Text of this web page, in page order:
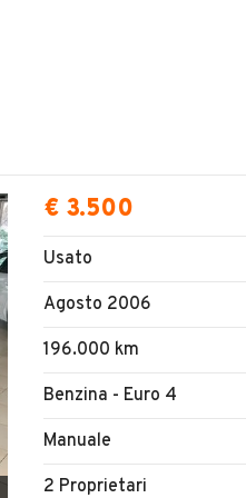
€ 3.500
Usato
Agosto 2006
196.000 km
Benzina - Euro 4
Manuale
2 Proprietari